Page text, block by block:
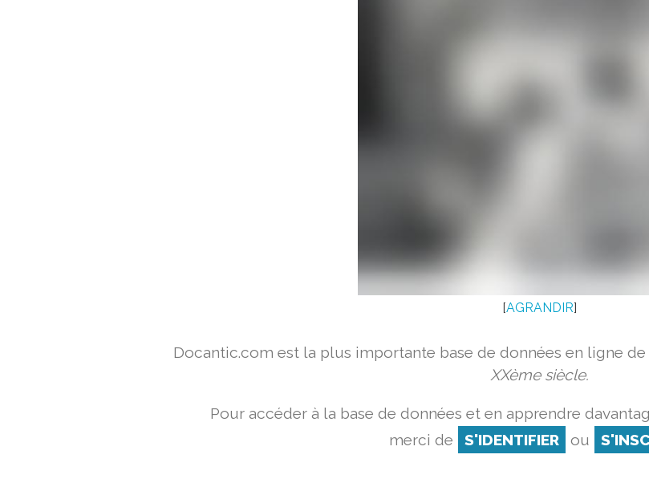
[AGRANDIR]
Docantic.com est la plus importante base de données en ligne de
XXème siècle.
Pour accéder à la base de données et en apprendre
merci de
S'IDENTIFIER ou